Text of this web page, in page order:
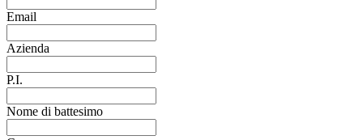
Email
Azienda
P.I.
Nome di battesimo